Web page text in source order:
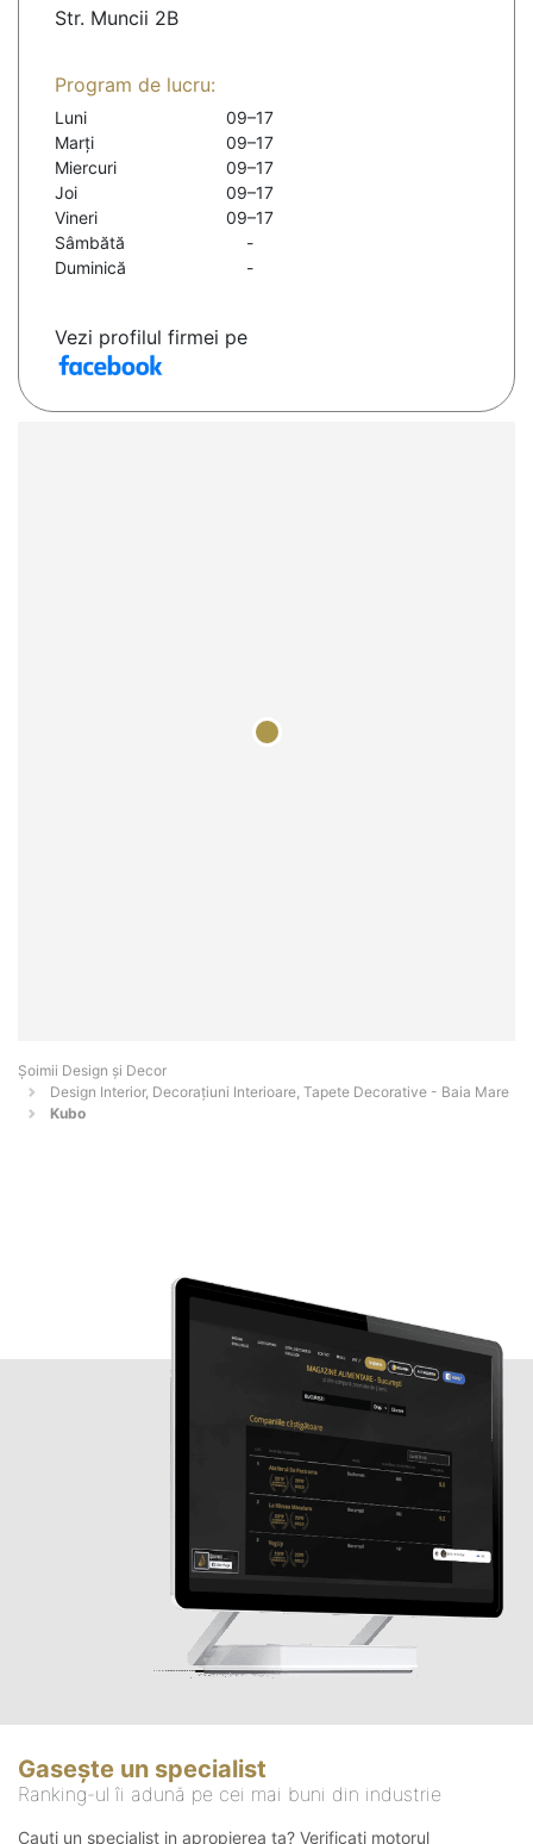
Str. Muncii 2B
Program de lucru:
Luni
09–17
Marți
09–17
Miercuri
09–17
Joi
09–17
Vineri
09–17
Sâmbătă
-
Duminică
-
Vezi profilul firmei pe
Șoimii Design și Decor
Design Interior, Decorațiuni Interioare, Tapete Decorative - Baia Mare
Kubo
Gasește un specialist
Ranking-ul îi adună pe cei mai buni din industrie
Cauți un specialist in apropierea ta? Verificați motorul